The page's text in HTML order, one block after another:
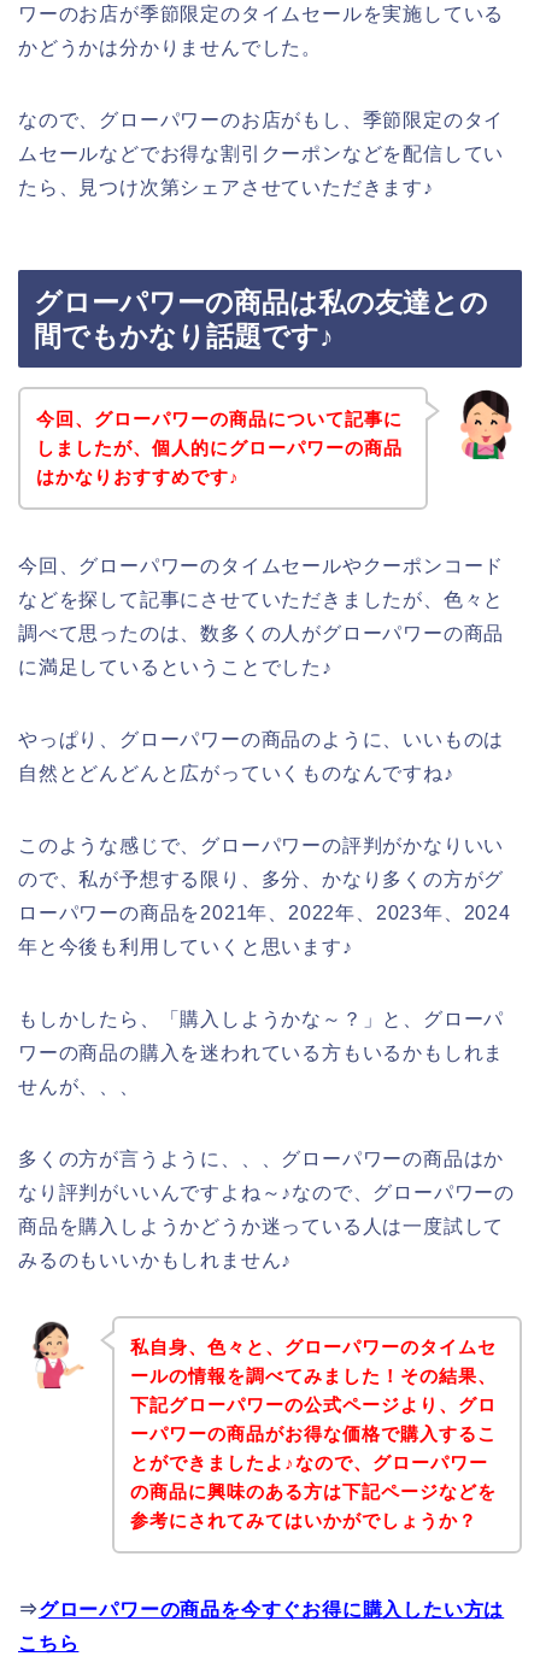
ワーのお店が季節限定のタイムセールを実施している
かどうかは分かりませんでした。
なので、グローパワーのお店がもし、季節限定のタイ
ムセールなどでお得な割引クーポンなどを配信してい
たら、見つけ次第シェアさせていただきます♪
グローパワーの商品は私の友達との
間でもかなり話題です♪
今回、グローパワーの商品について記事に
しましたが、個人的にグローパワーの商品
はかなりおすすめです♪
今回、グローパワーのタイムセールやクーポンコード
などを探して記事にさせていただきましたが、色々と
調べて思ったのは、数多くの人がグローパワーの商品
に満足しているということでした♪
やっぱり、グローパワーの商品のように、いいものは
自然とどんどんと広がっていくものなんですね♪
このような感じで、グローパワーの評判がかなりいい
ので、私が予想する限り、多分、かなり多くの方がグ
ローパワーの商品を2021年、2022年、2023年、2024
年と今後も利用していくと思います♪
もしかしたら、「購入しようかな～？」と、グローパ
ワーの商品の購入を迷われている方もいるかもしれま
せんが、、、
多くの方が言うように、、、グローパワーの商品はか
なり評判がいいんですよね～♪なので、グローパワーの
商品を購入しようかどうか迷っている人は一度試して
みるのもいいかもしれません♪
私自身、色々と、グローパワーのタイムセ
ールの情報を調べてみました！その結果、
下記グローパワーの公式ページより、グロ
ーパワーの商品がお得な価格で購入するこ
とができましたよ♪なので、グローパワー
の商品に興味のある方は下記ページなどを
参考にされてみてはいかがでしょうか？
⇒グローパワーの商品を今すぐお得に購入したい方は
こちら